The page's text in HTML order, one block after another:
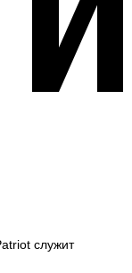
служит